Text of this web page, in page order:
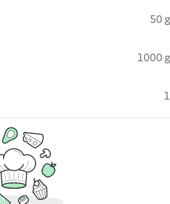
50 g
1000 g
1